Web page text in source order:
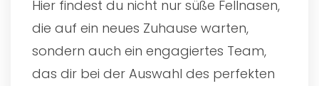
Hier findest du nicht nur süße Fellnasen,
die auf ein neues Zuhause warten,
sondern auch ein engagiertes Team,
das dir bei der Auswahl des perfekten